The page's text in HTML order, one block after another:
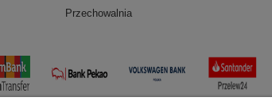
Przechowalnia